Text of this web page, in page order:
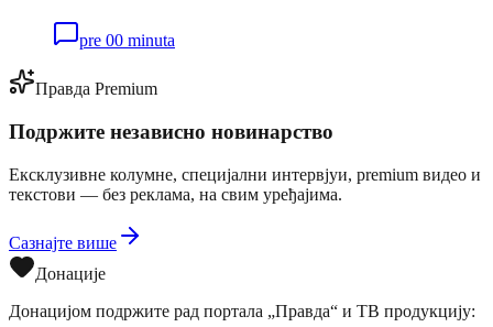
pre 00 minuta
Правда Premium
Подржите независно новинарство
Ексклузивне колумне, специјални интервјуи, premium видео и
текстови — без реклама, на свим уређајима.
Сазнајте више
Донације
Донацијом подржите рад портала „Правда“ и ТВ продукцију: